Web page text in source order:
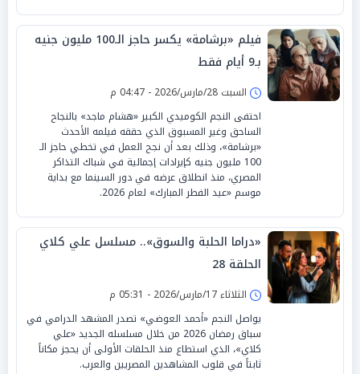
فيلم «برشامة» يكسر حاجز الـ100 مليون جنيه
بـ9 أيام فقط
السبت 28/مارس/2026 - 04:47 م
احتفى النجم الكوميدي الكبير «هشام ماجد» بالنجاح
الساحق وغير المسبوق الذي حققه فيلمه الأحدث
«برشامة»، وذلك بعد أن نجح العمل في تخطي حاجز الـ
100 مليون جنيه كإيرادات إجمالية في شباك التذاكر
المصري، منذ انطلاق عرضه في دور السينما مع بداية
موسم «عيد الفطر المبارك» لعام 2026.
«دراما الحلبة والسوق».. مسلسل علي كلاي
الحلقة 28
الثلاثاء 17/مارس/2026 - 05:31 م
يواصل النجم «أحمد العوضي» تصدر المشهد الدرامي في
سباق رمضان 2026 من خلال مسلسله الجديد «علي
كلاي»، الذي استطاع منذ الحلقات الأولى أن يحجز مكاناً
ثابتاً في قلوب المشاهدين المصريين والعرب.